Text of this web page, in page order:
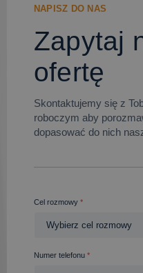
NAPISZ DO NAS
Zapytaj
ofertę
Skontaktujemy się z
roboczym aby
dopasować do nich
Cel rozmowy*
Numer telefonu*